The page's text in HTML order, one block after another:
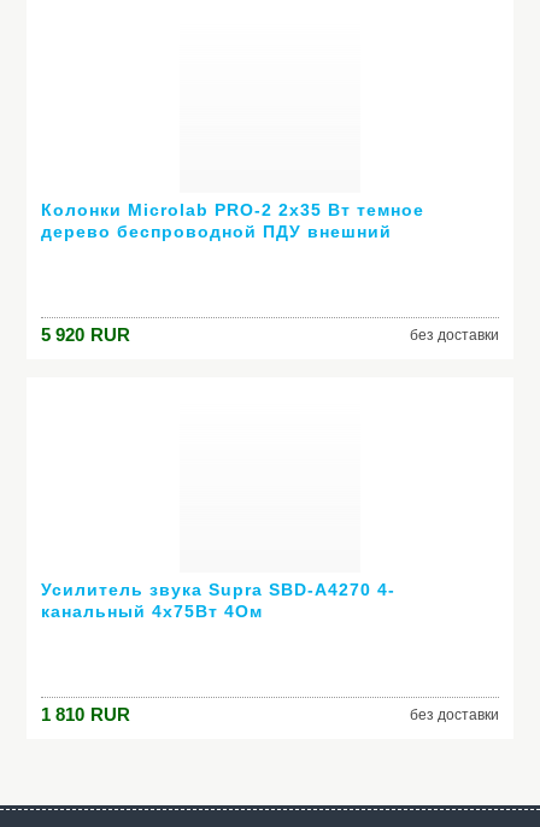
Колонки Microlab PRO-2 2х35 Вт темное
дерево беспроводной ПДУ внешний
5 920 RUR без доставки
Усилитель звука Supra SBD-A4270 4-
канальный 4х75Вт 4Ом
1 810 RUR без доставки